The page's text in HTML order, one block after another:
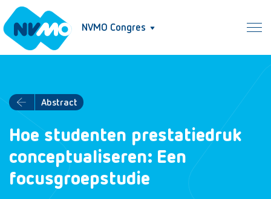
NVMO Congres
Abstract
Hoe studenten prestatiedruk
conceptualiseren: Een
focusgroepstudie